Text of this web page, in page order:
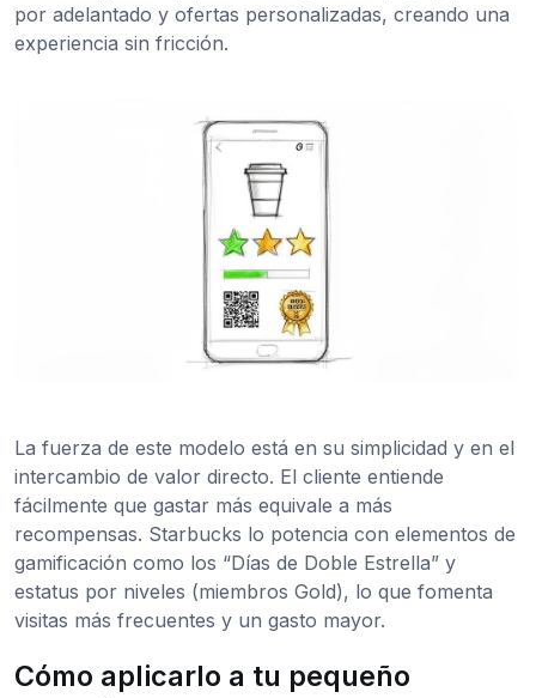
por adelantado y ofertas personalizadas, creando una
experiencia sin fricción.
La fuerza de este modelo está en su simplicidad y en el
intercambio de valor directo. El cliente entiende
fácilmente que gastar más equivale a más
recompensas. Starbucks lo potencia con elementos de
gamificación como los “Días de Doble Estrella” y
estatus por niveles (miembros Gold), lo que fomenta
visitas más frecuentes y un gasto mayor.
Cómo aplicarlo a tu pequeño